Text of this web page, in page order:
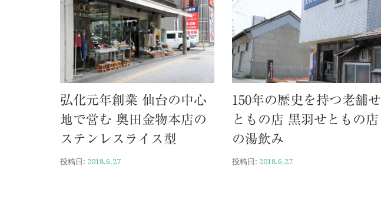
弘化元年創業 仙台の中心
地で営む 奥田金物本店の
ステンレスライス型
投稿日: 2018.6.27
150年の歴史を持つ老舗せ
ともの店 黒羽せともの店
の湯飲み
投稿日: 2018.6.27